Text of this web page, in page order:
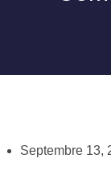
Septembre 13,